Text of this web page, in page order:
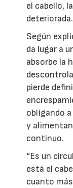
el cabello,
deteriorada.
Según
da lugar a
absorbe la
pierde
obligando
y
continuo.
“Es un
está el
cuanto